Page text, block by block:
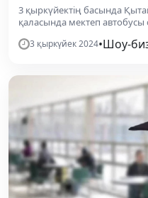
3 қыркүйектің басында
қаласында мектеп
3 қыркүйек 2024•Шоу-